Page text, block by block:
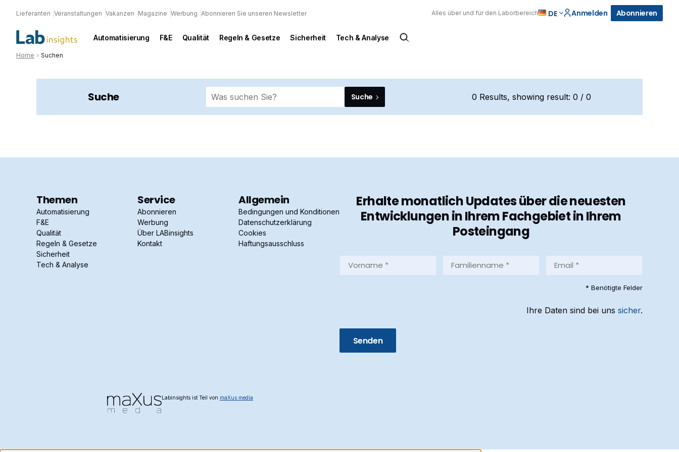
Lieferanten Veranstaltungen Vakanzen Magazine Werbung Abonnieren Sie unseren Newsletter Alles über und für den Laborbereich DE Anmelden Abonnieren
Automatisierung F&E Qualität Regeln & Gesetze Sicherheit Tech & Analyse
Home » Suchen
Suche Suche 0 Results, showing result: 0 / 0
Themen
Automatisierung
F&E
Qualität
Regeln & Gesetze
Sicherheit
Tech & Analyse
Service
Abonnieren
Werbung
Über LABinsights
Kontakt
Allgemein
Bedingungen und Konditionen
Datenschutzerklärung
Cookies
Haftungsausschluss
Erhalte monatlich Updates über die neuesten
Entwicklungen in Ihrem Fachgebiet in Ihrem
Posteingang
Familienname
* Benötigte Felder
Ihre Daten sind bei uns sicher.
Labinsights ist Teil von maXus media